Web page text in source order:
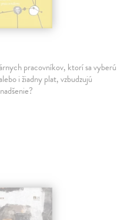
pracovníkov, ktorí sa vyberú
i žiadny plat, vzbudzujú